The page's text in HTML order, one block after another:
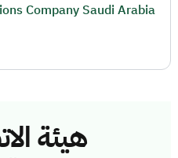
هيئة
Company Saudi Arabia